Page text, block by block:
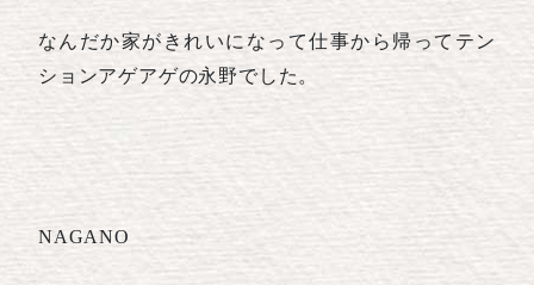
なんだか家がきれいになって仕事から帰ってテン
ションアゲアゲの永野でした。
NAGANO